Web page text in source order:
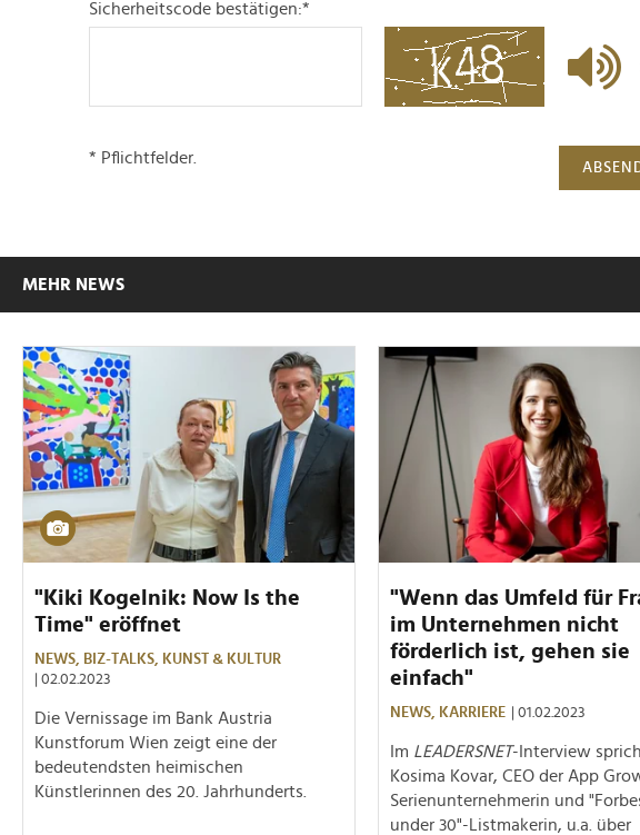
Sicherheitscode bestätigen:*
* Pflichtfelder.
MEHR NEWS
"Kiki Kogelnik: Now Is the
Time" eröffnet
NEWS, BIZ-TALKS,
KUNST & KULTUR
| 02.02.2023
Die Vernissage im Bank Austria
Kunstforum Wien zeigt eine der
bedeutendsten heimischen
Künstlerinnen des 20. Jahrhunderts.
"Wenn das Umfeld für
im Unternehmen nicht
förderlich ist, gehen sie
einfach"
NEWS, KARRIERE | 01.02.2023
Im LEADERSNET-Interview
Kosima Kovar, CEO der App
Serienunternehmerin und
under 30"-Listmakerin, u.a. über